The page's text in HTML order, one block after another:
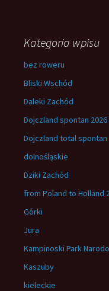
Kategoria wpisu
bez roweru
Bliski Wschód
Daleki Zachód
Dojczland spontan 2026
Dojczland total spontan
dolnośląskie
Dziki Zachód
from Poland to Holland
Górki
Jura
Kampinoski Park
Kaszuby
kieleckie